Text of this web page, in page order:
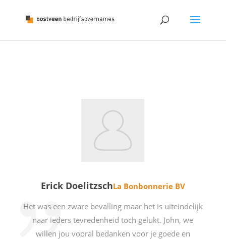
Erick DoelitzschLa Bonbonnerie BV
Het was een zware bevalling maar het is uiteindelijk
naar ieders tevredenheid toch gelukt. John, we
willen jou vooral bedanken voor je goede en